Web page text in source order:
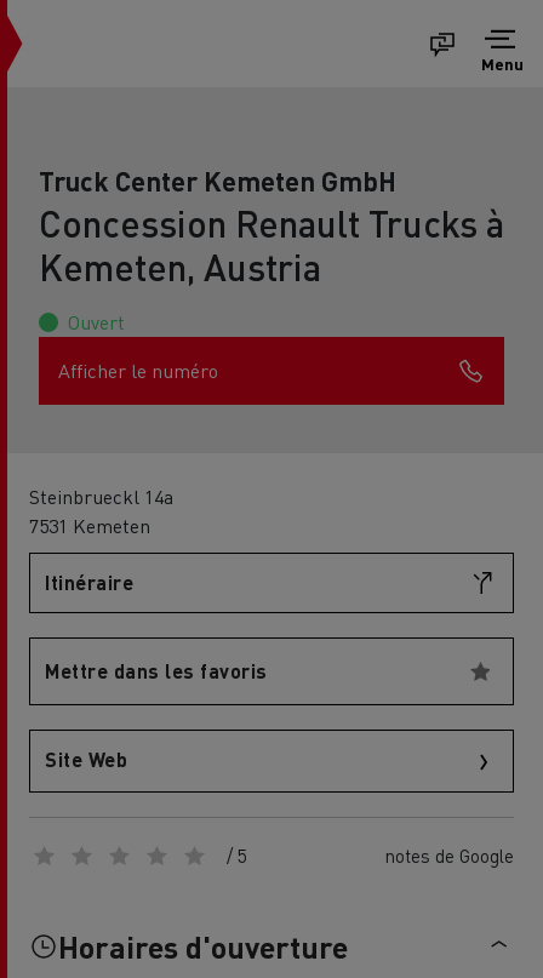
Menu
Truck Center Kemeten GmbH
Concession Renault Trucks à
Kemeten, Austria
Ouvert
Afficher le numéro
Steinbrueckl 14a
7531 Kemeten
Itinéraire
Mettre dans les favoris
Site Web
/ 5 notes de Google
Horaires d'ouverture